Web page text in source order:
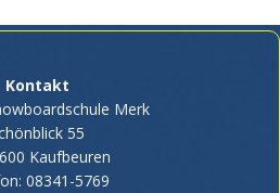
Kontakt
Merk
55
Kaufbeuren
08341-5769